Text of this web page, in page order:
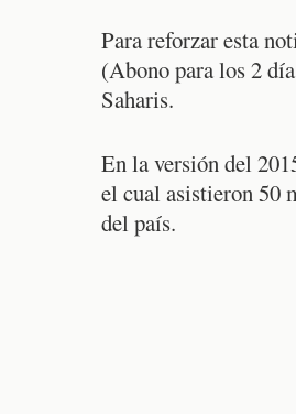
Para reforzar esta
(Abono para los 2
Saharis.
En la versión del
el cual asistieron 50
del país.